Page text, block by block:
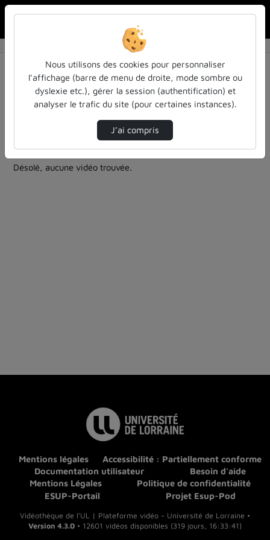
Résultats de la recherche
Filtres actifs (cliquer pour en retirer) :
culture-sciences-et-societe
autre
teasers
bibliotheques-universitaires
0 vidéo trouvée
Désolé, aucune vidéo trouvée.
Mentions légales
Accessibilité : Partiellement conforme
Documentation utilisateur
Besoin d'aide
Mentions Légales
Politique de confidentialité
ESUP-Portail
Projet Esup-Pod
Vidéothèque de l'UL | Plateforme vidéo - Université de Lorraine •
Version 4.3.0 • 12601 vidéos disponibles (319 jours, 16:33:41)
Nous utilisons des cookies pour personnaliser
l’affichage (barre de menu de droite, mode sombre ou
dyslexie etc.), gérer la session (authentification) et
analyser le trafic du site (pour certaines instances).
J’ai compris